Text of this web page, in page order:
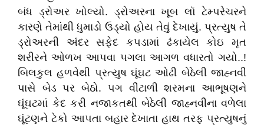
બંધ ડ્રોઅર ખોલ્યો. ડ્રોઅરના ખૂબ લૉ ટેમ્પરેચરને
કારણે તેમાંથી ધુમાડો ઉડ્યો હોય તેવું દેખાયું. પ્રત્યુષ તે
ડ્રોઅરની અંદર સફેદ કપડામાં ઢંકાયેલ કોઇ મૃત
શરીરને ઓળખ આપવા પગલા આગળ વધારતો ગયો..!
બિલકુલ હળવેથી પ્રત્યુષ ઘૂંઘટ ઓઢી બેઠેલી જાહ્નવી
પાસે બેડ પર બેઠો. પગ વીંટાળી શરમના આભૂષણને
ઘૂંઘટમાં કેદ કરી નજાકતથી બેઠેલી જાહ્નવીના વળેલા
ઘૂંટણને ટેકો આપતા બહાર દેખાતા હાથ તરફ પ્રત્યુષનું